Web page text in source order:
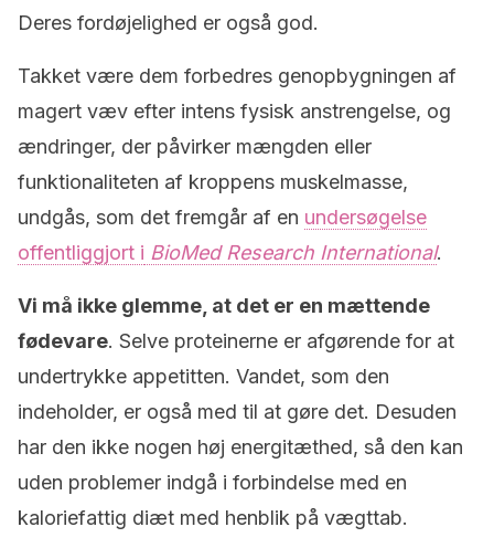
Deres fordøjelighed er også god.
Takket være dem forbedres genopbygningen af
magert væv efter intens fysisk anstrengelse, og
ændringer, der påvirker mængden eller
funktionaliteten af kroppens muskelmasse,
undgås, som det fremgår af en undersøgelse
offentliggjort i BioMed Research International.
Vi må ikke glemme, at det er en mættende
fødevare. Selve proteinerne er afgørende for at
undertrykke appetitten. Vandet, som den
indeholder, er også med til at gøre det. Desuden
har den ikke nogen høj energitæthed, så den kan
uden problemer indgå i forbindelse med en
kaloriefattig diæt med henblik på vægttab.